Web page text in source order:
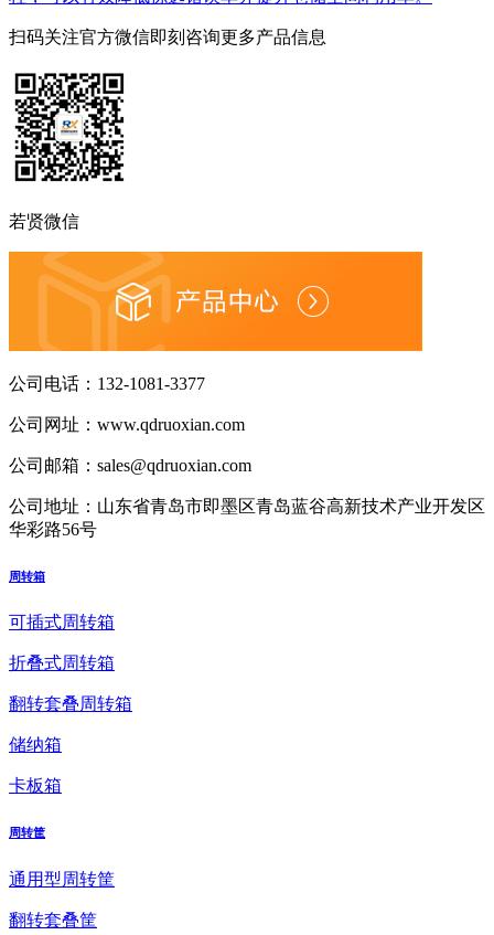
扫码关注官方微信即刻咨询更多产品信息
若贤微信
公司电话： 132-1081-3377
公司网址： www.qdruoxian.com
公司邮箱： sales@qdruoxian.com
公司地址： 山东省青岛市即墨区青岛蓝谷高新技术产业开发区
华彩路56号
周转箱
可插式周转箱
折叠式周转箱
翻转套叠周转箱
储纳箱
卡板箱
周转筐
通用型周转筐
翻转套叠筐